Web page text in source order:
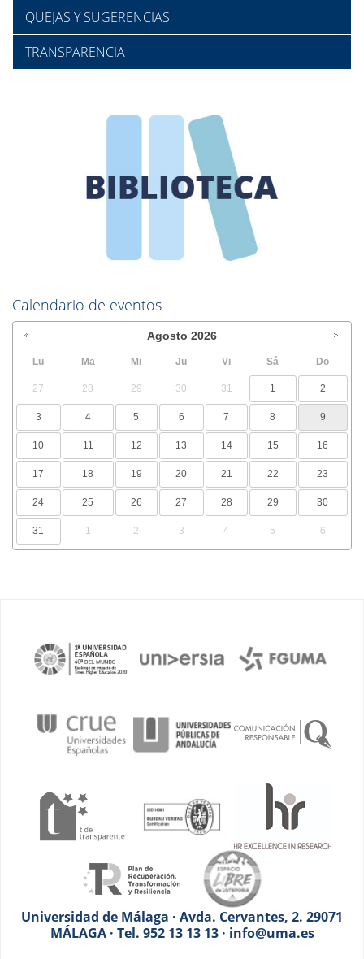
QUEJAS Y SUGERENCIAS
TRANSPARENCIA
Calendario de eventos
Agosto 2026
Lu Ma Mi Ju Vi Sá Do
27 28 29 30 31 1 2
3 4 5 6 7 8 9
10 11 12 13 14 15 16
17 18 19 20 21 22 23
24 25 26 27 28 29 30
31 1 2 3 4 5 6
Universidad de Málaga · Avda. Cervantes, 2. 29071
MÁLAGA · Tel. 952 13 13 13 · info@uma.es